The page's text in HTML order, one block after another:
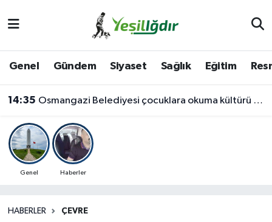
Genel Gündem Siyaset Sağlık Eğitim
14:35 Osmangazi Belediyesi çocuklara okuma kültürü kazandırıyor
Genel Haberler
HABERLER ÇEVRE
İğdir Namaz Vakitleri
Iğdır Trafik Yoğunluk Haritası
Süper Lig Puan Durumu ve Fikstür